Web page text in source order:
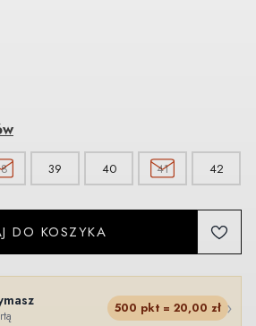
39 40 41 42
DO KOSZYKA
500 pkt = 20,00 zł ›